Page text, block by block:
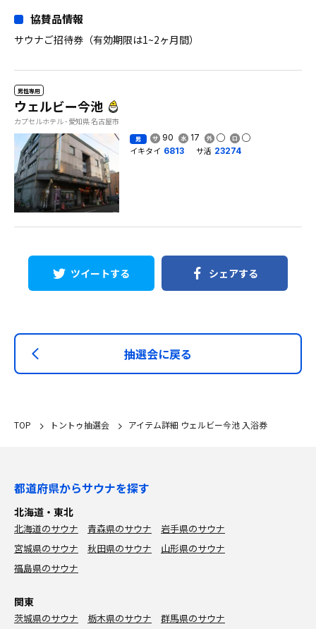
協賛品情報
サウナご招待券（有効期限は1~2ヶ月間）
男性専用
ウェルビー今池
カプセルホテル - 愛知県 名古屋市
男 90 17
イキタイ 6813 サ活 23274
ツイートする シェアする
抽選会に戻る
TOP トントゥ抽選会 アイテム詳細 ウェルビー今池 入浴券
都道府県からサウナを探す
北海道・東北
北海道のサウナ 青森県のサウナ
岩手県のサウナ
宮城県のサウナ
秋田県のサウナ
山形県のサウナ
福島県のサウナ
関東
茨城県のサウナ 栃木県のサウナ 群馬県のサウナ